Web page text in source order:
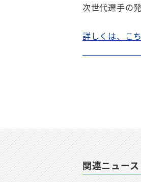
次世代選手の
詳しくは、こ
関連ニュース